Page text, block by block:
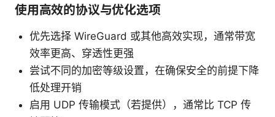
使用高效的协议与优化选项
优先选择 WireGuard 或其他高效实现，通常带宽
效率更高、穿透性更强
尝试不同的加密等级设置，在确保安全的前提下降
低处理开销
启用 UDP 传输模式（若提供），通常比 TCP 传